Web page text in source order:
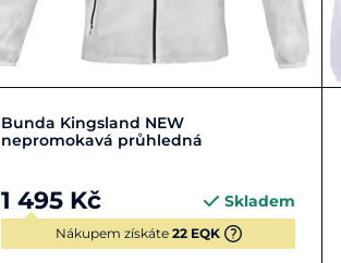
L/50 M/48 S/46
Bunda Kingsland NEW
nepromokavá průhledná
1 495 Kč Skladem
Nákupem získáte 22 EQK